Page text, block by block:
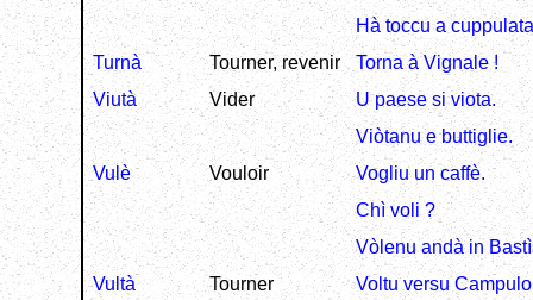
Hà toccu a
Turnà
Tourner, revenir
Torna à Vignale !
Viutà
Vider
U paese si viota.
Viòtanu e buttiglie.
Vulè
Vouloir
Vogliu un caffè.
Chì voli ?
Vòlenu andà in
Vultà
Tourner
Voltu versu